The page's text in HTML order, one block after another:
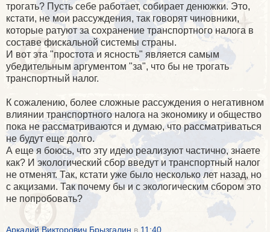
трогать? Пусть себе работает, собирает денюжки. Это,
кстати, не мои рассуждения, так говорят чиновники,
которые ратуют за сохранение транспортного налога в
составе фискальной системы страны.
И вот эта "простота и ясность" является самым
убедительным аргументом "за", что бы не трогать
транспортный налог.
К сожалению, более сложные рассуждения о негативном
влиянии транспортного налога на экономику и общество
пока не рассматриваются и думаю, что рассматриваться
не будут еще долго.
А еще я боюсь, что эту идею реализуют частично, знаете
как? И экологический сбор введут и транспортный налог
не отменят. Так, кстати уже было несколько лет назад, но
с акцизами. Так почему бы и с экологическим сбором это
не попробовать?
Аркадий Викторович Брызгалин в 11:40